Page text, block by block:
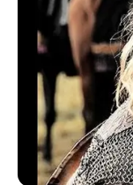
Victoria Song
Seorang dokter
Wang Xiao Chen
Seorang dokter
Yin Fang
Seoran pria yang
kebenaran